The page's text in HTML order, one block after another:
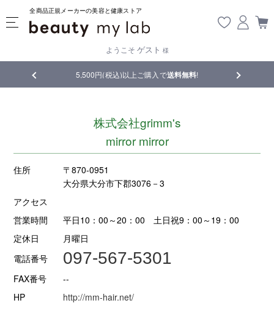
全商品正規メーカーの美容と健康ストア
ようこそ ゲスト 様
5,500円(税込)以上ご購入で送料無料! 【重要】
株式会社grimm's
mirror mirror
住所
〒870-0951
大分県大分市下郡3076－3
アクセス
営業時間
平日10：00～20：00 土日祝9：00～19：00
定休日
月曜日
電話番号
097-567-5301
FAX番号
--
HP
http://mm-hair.net/